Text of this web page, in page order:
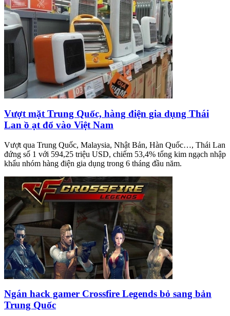
Vượt mặt Trung Quốc, hàng điện gia dụng Thái
Lan ồ ạt đổ vào Việt Nam
Vượt qua Trung Quốc, Malaysia, Nhật Bản, Hàn Quốc…, Thái Lan
đứng số 1 với 594,25 triệu USD, chiếm 53,4% tổng kim ngạch nhập
khẩu nhóm hàng điện gia dụng trong 6 tháng đầu năm.
Ngán hack gamer Crossfire Legends bỏ sang bản
Trung Quốc